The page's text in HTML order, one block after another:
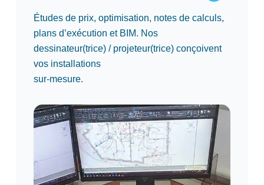
Études de prix, optimisation, notes de calculs,
plans d’exécution et BIM. Nos
dessinateur(trice) / projeteur(trice) conçoivent
vos installations
sur-mesure.